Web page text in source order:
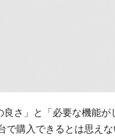
さ」と「必要な機能
で購入できるとは思え